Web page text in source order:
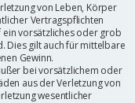
von Leben, Körper
Vertragspflichten
ein vorsätzliches oder grob
Dies gilt auch für mittelbare
Gewinn.
bei vorsätzlichem oder
aus der Verletzung von
wesentlicher